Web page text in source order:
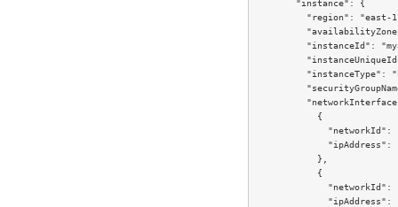
        "instance": {
"region": "east-
"instanceId":
"instanceType":
            {
"networkId":
"ipAddress":
            },
            {
"networkId":
"ipAddress":